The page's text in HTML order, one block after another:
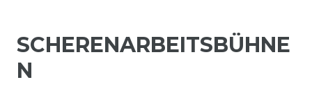
SCHERENARBEITSBÜHNE
N